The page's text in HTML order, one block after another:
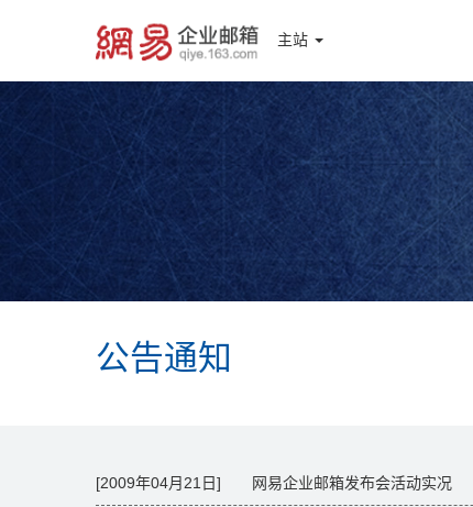
主站
公告通知
[2009年04月21日] 网易企业邮箱发布会活动实况